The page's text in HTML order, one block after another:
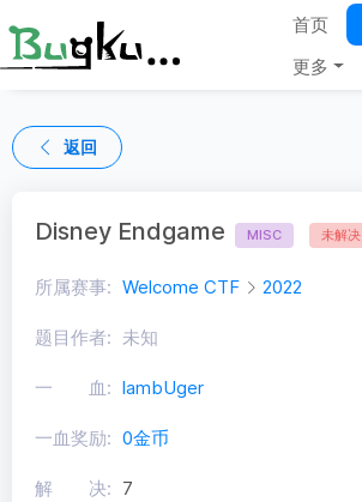
首页
更多
返回
Disney Endgame MISC 未解决
所属赛事: Welcome CTF 2022
题目作者: 未知
一 血: lambUger
一血奖励: 0金币
解 决: 7